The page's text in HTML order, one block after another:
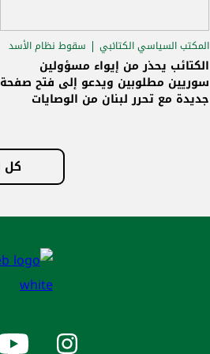
المكتب السياسي الكتائبي
سقوط نظام الأسد
الاستحقاق الرئاسي
الكتائب يحذر من إيواء مسؤولين
سوريين مطلوبين ويدعو إلى فتح صفحة
جديدة مع تحرر لبنان من الوصايات
كل